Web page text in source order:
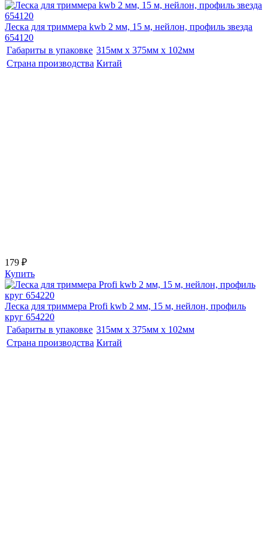
Леска для триммера kwb 2 мм, 15 м, нейлон, профиль звезда
654120
Габариты в упаковке 315мм x 375мм x 102мм
Страна производства Китай
179 ₽
Купить
Леска для триммера Profi kwb 2 мм, 15 м, нейлон, профиль
круг 654220
Габариты в упаковке 315мм x 375мм x 102мм
Страна производства Китай